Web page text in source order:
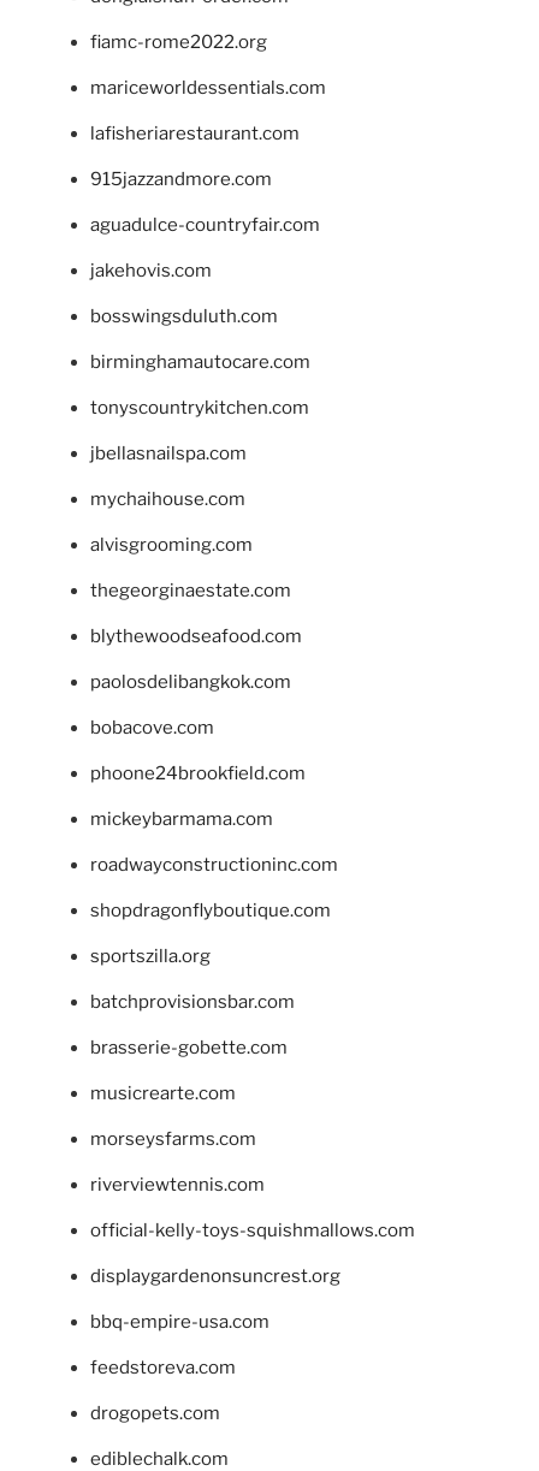
fiamc-rome2022.org
mariceworldessentials.com
lafisheriarestaurant.com
915jazzandmore.com
aguadulce-countryfair.com
jakehovis.com
bosswingsduluth.com
birminghamautocare.com
tonyscountrykitchen.com
jbellasnailspa.com
mychaihouse.com
alvisgrooming.com
thegeorginaestate.com
blythewoodseafood.com
paolosdelibangkok.com
bobacove.com
phoone24brookfield.com
mickeybarmama.com
roadwayconstructioninc.com
shopdragonflyboutique.com
sportszilla.org
batchprovisionsbar.com
brasserie-gobette.com
musicrearte.com
morseysfarms.com
riverviewtennis.com
official-kelly-toys-squishmallows.com
displaygardenonsuncrest.org
bbq-empire-usa.com
feedstoreva.com
drogopets.com
ediblechalk.com